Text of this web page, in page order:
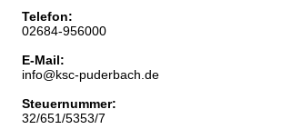
Telefon:
02684-956000
E-Mail:
info@ksc-puderbach.de
Steuernummer:
32/651/5353/7